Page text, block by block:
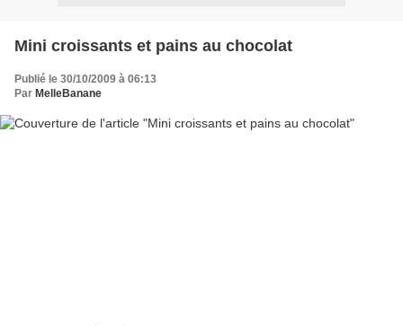
Mini croissants et pains au chocolat
Publié le 30/10/2009 à 06:13
Par MelleBanane